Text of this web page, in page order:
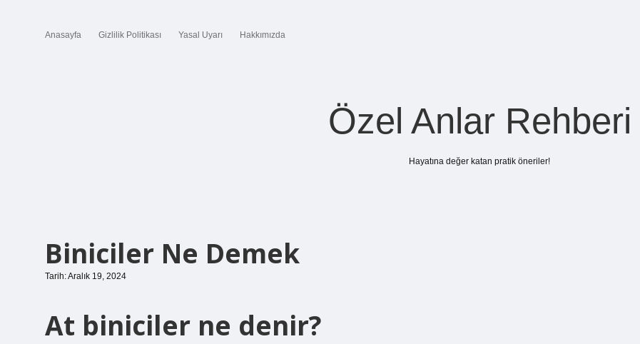
Anasayfa Gizlilik Politikası Yasal Uyarı Hakkımızda
Özel Anlar Rehberi
Hayatına değer katan pratik öneriler!
Biniciler Ne Demek
Tarih: Aralık 19, 2024
At biniciler ne denir?